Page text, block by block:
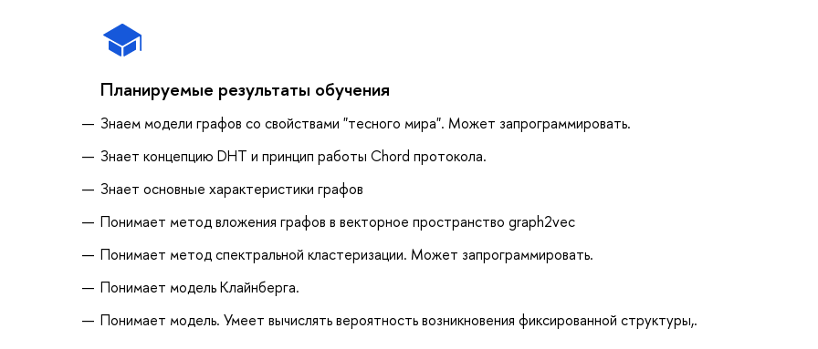
Планируемые результаты обучения
Знаем модели графов со свойствами "тесного мира". Может запрограммировать.
Знает концепцию DHT и принцип работы Chord протокола.
Знает основные характеристики графов
Понимает метод вложения графов в векторное пространство graph2vec
Понимает метод спектральной кластеризации. Может запрограммировать.
Понимает модель Клайнберга.
Понимает модель. Умеет вычислять вероятность возникновения фиксированной структуры,.